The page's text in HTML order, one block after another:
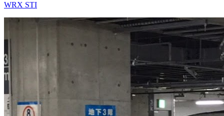
WRX STI